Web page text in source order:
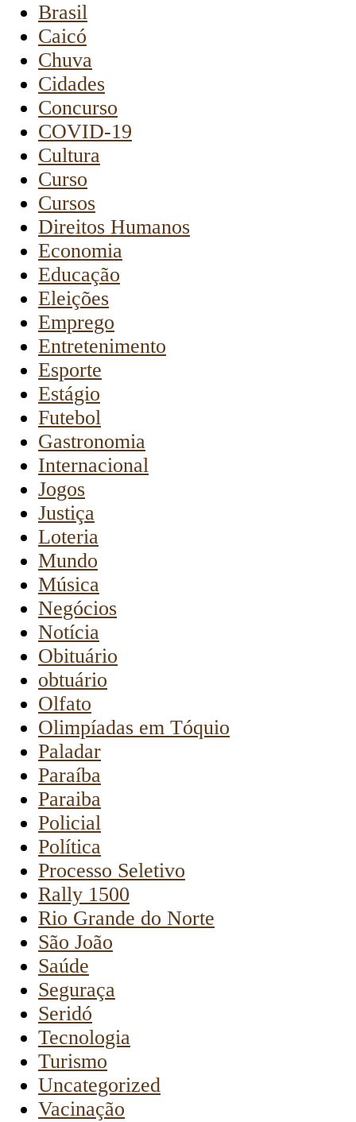
Brasil
Caicó
Chuva
Cidades
Concurso
COVID-19
Cultura
Curso
Cursos
Direitos Humanos
Economia
Educação
Eleições
Emprego
Entretenimento
Esporte
Estágio
Futebol
Gastronomia
Internacional
Jogos
Justiça
Loteria
Mundo
Música
Negócios
Notícia
Obituário
obtuário
Olfato
Olimpíadas em Tóquio
Paladar
Paraíba
Paraiba
Policial
Política
Processo Seletivo
Rally 1500
Rio Grande do Norte
São João
Saúde
Seguraça
Seridó
Tecnologia
Turismo
Uncategorized
Vacinação